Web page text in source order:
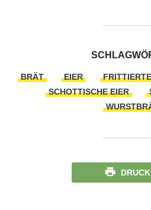
BRÄT EIER
SCHOTTISCHE EIER